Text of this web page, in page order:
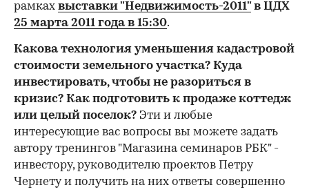
рамках выставки "Недвижимость-2011" в ЦДХ
25 марта 2011 года в 15:30.
Какова технология уменьшения кадастровой
стоимости земельного участка? Куда
инвестировать, чтобы не разориться в
кризис? Как подготовить к продаже коттедж
или целый поселок? Эти и любые
интересующие вас вопросы вы можете задать
автору тренингов "Магазина семинаров РБК" -
инвестору, руководителю проектов Петру
Чернету и получить на них ответы совершенно